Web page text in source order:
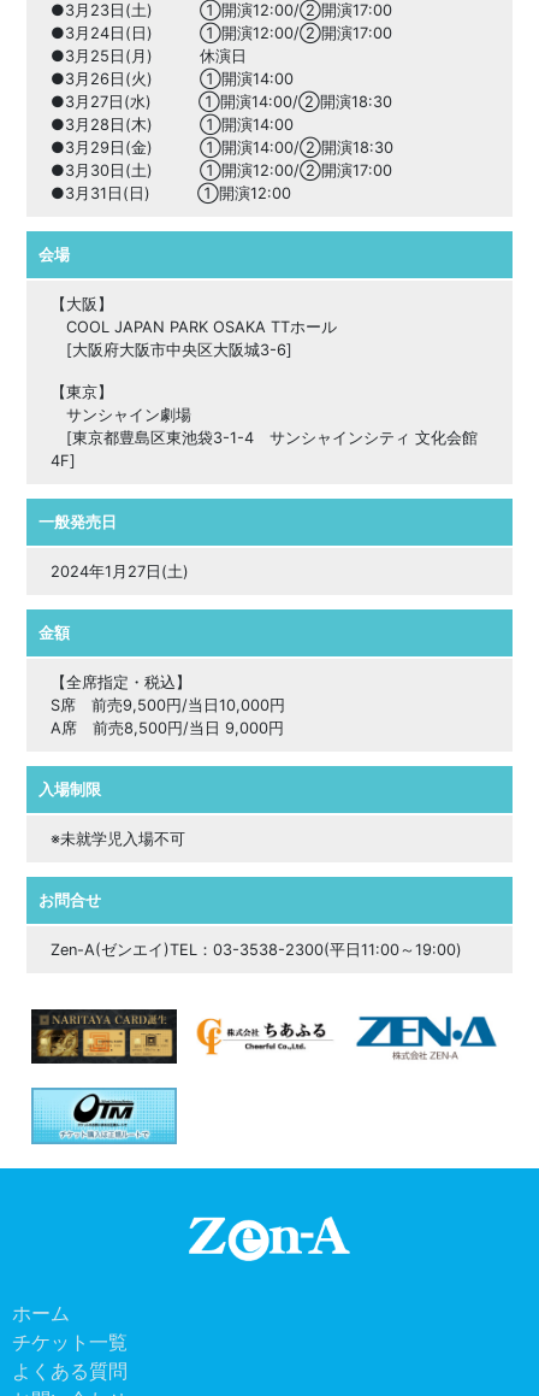
●3月23日(土) ①開演12:00/②開演17:00
●3月24日(日) ①開演12:00/②開演17:00
●3月25日(月) 休演日
●3月26日(火) ①開演14:00
●3月27日(水) ①開演14:00/②開演18:30
●3月28日(木) ①開演14:00
●3月29日(金) ①開演14:00/②開演18:30
●3月30日(土) ①開演12:00/②開演17:00
●3月31日(日) ①開演12:00
会場
【大阪】
COOL JAPAN PARK OSAKA TTホール
[大阪府大阪市中央区大阪城3-6]
【東京】
サンシャイン劇場
[東京都豊島区東池袋3-1-4 サンシャインシティ 文化会館
4F]
一般発売日
2024年1月27日(土)
金額
【全席指定・税込】
S席 前売9,500円/当日10,000円
A席 前売8,500円/当日 9,000円
入場制限
※未就学児入場不可
お問合せ
Zen-A(ゼンエイ)TEL：03-3538-2300(平日11:00～19:00)
ホーム
チケット一覧
よくある質問